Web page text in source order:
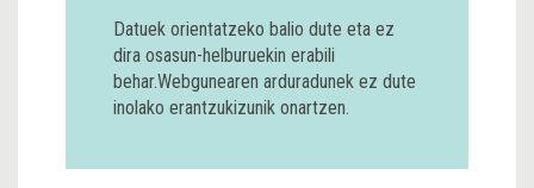
Datuek orientatzeko balio dute eta ez
dira osasun-helburuekin erabili
behar.Webgunearen arduradunek ez dute
inolako erantzukizunik onartzen.